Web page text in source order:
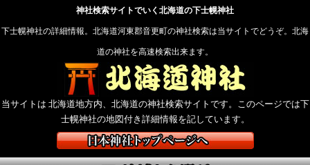
神社検索サイトでいく北海道の下士幌神社
下士幌神社の詳細情報。北海道河東郡音更町の神社検索は当サイトでどうぞ。北海
道の神社を高速検索出来ます。
当サイトは 北海道地方内、北海道の神社検索サイトです。このページでは下
士幌神社の地図付き詳細情報を記しています。